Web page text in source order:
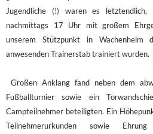
Jugendliche (!) waren es
nachmittags 17 Uhr mit großem
unserem Stützpunkt in Wachenheim
anwesenden Trainerstab trainiert wurden.
Großen Anklang fand neben dem
Fußballturnier sowie ein
Campteilnehmer beteiligten. Ein
Teilnehmerurkunden sowie